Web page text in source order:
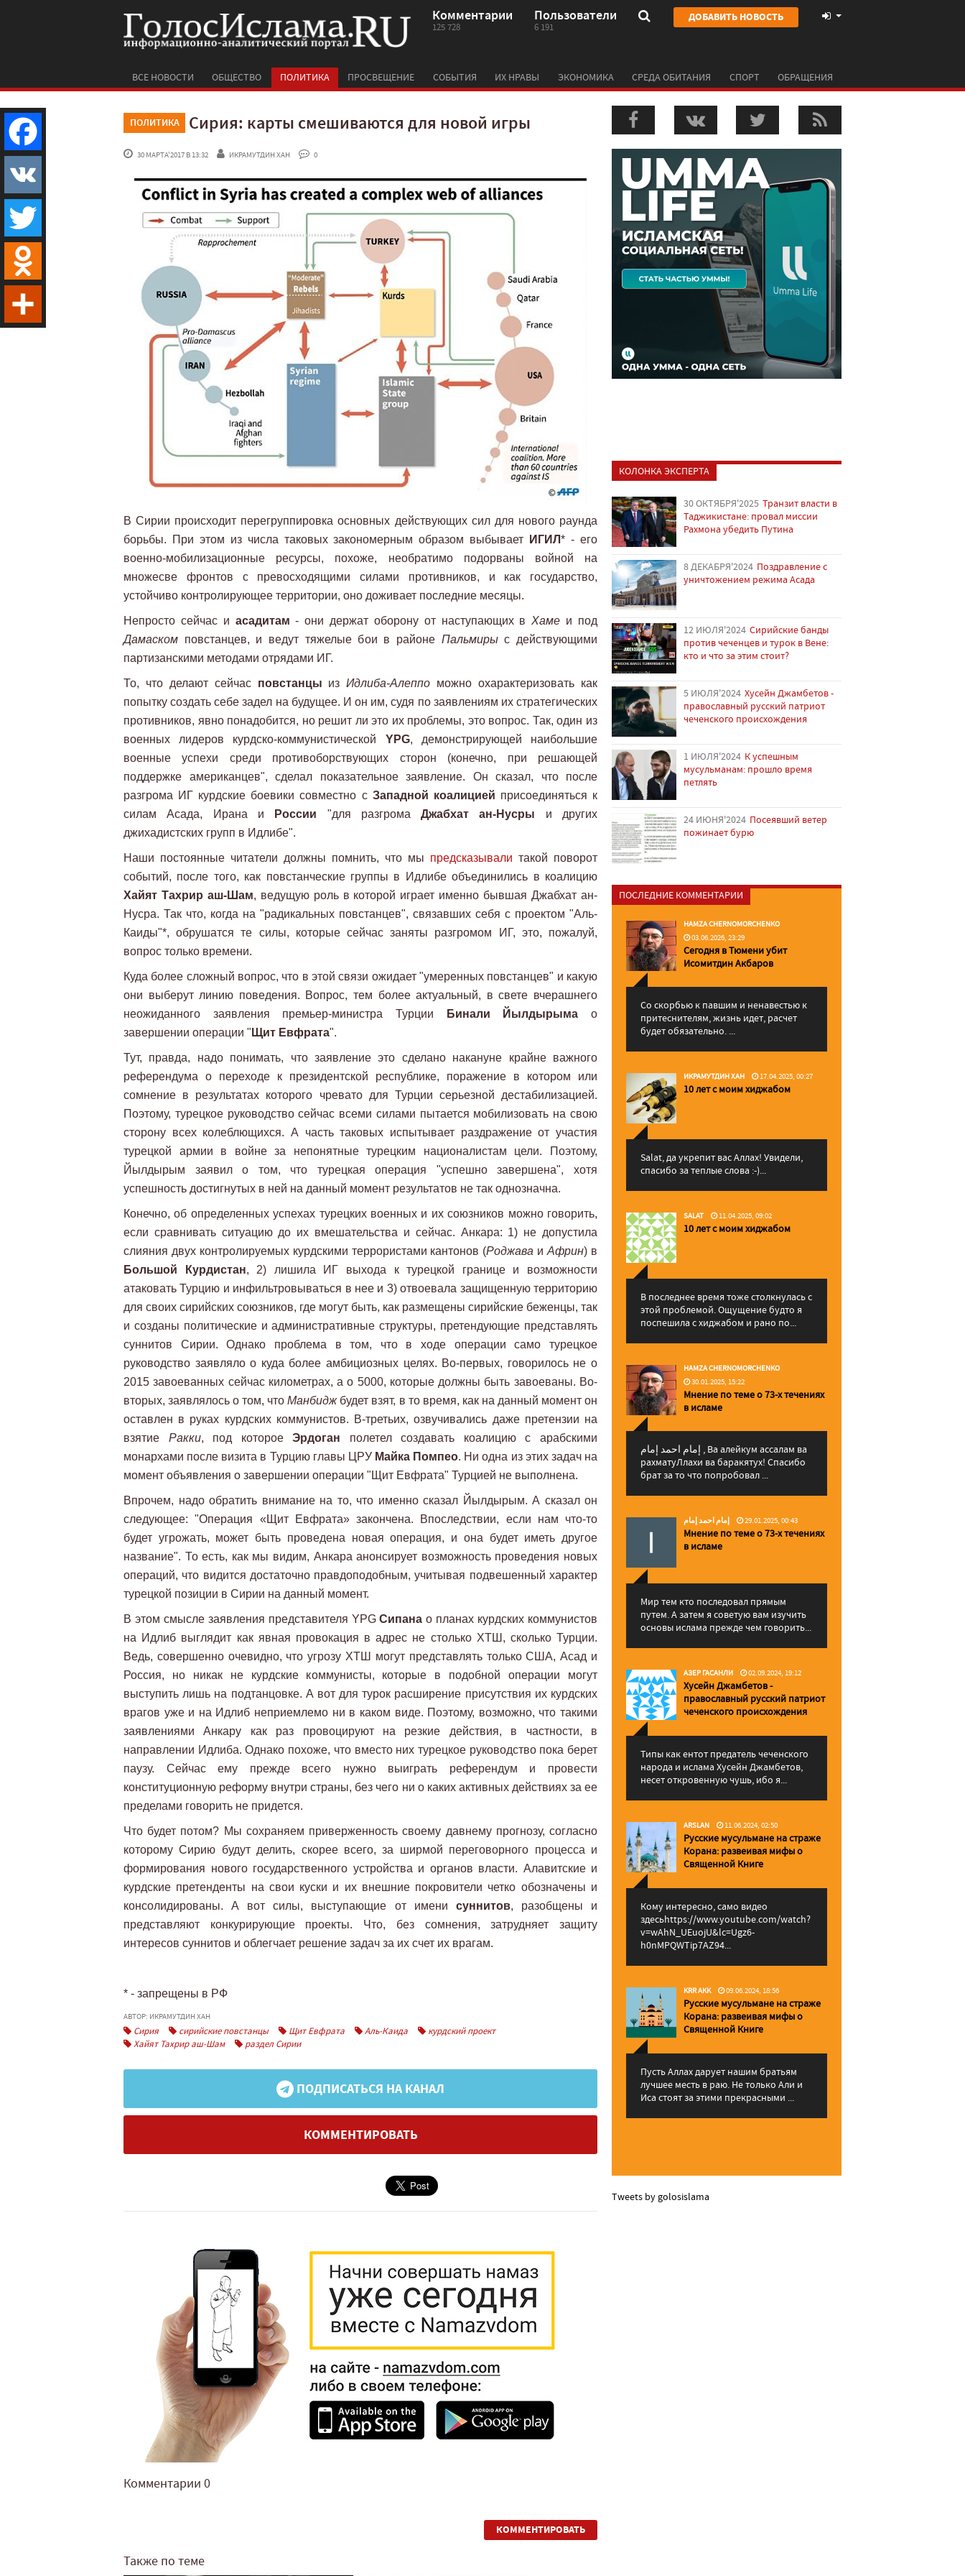
Комментарии
125 728
Пользователи
6 191
ДОБАВИТЬ НОВОСТЬ
ВСЕ НОВОСТИ ОБЩЕСТВО ПОЛИТИКА ПРОСВЕЩЕНИЕ СОБЫТИЯ ИХ НРАВЫ ЭКОНОМИКА СРЕДА ОБИТАНИЯ СПОРТ ОБРАЩЕНИЯ
ПОЛИТИКА Сирия: карты смешиваются для новой игры
30 МАРТА'2017 В 13:32 ИКРАМУТДИН ХАН 0
В Сирии происходит перегруппировка основных действующих сил для нового раунда
борьбы. При этом из числа таковых закономерным образом выбывает
ИГИЛ* - его
военно-мобилизационные ресурсы, похоже, необратимо подорваны войной на
множесве фронтов с превосходящими силами противников, и как государство,
устойчиво контролирующее территории, оно доживает последние месяцы.
Непросто сейчас и асадитам - они держат оборону от наступающих вХаме и под
Дамаском повстанцев, и ведут тяжелые бои в районе Пальмирыс действующими
партизанскими методами отрядами ИГ.
То, что делают сейчас повстанцы изИдлиба-Алеппо можно охарактеризовать как
попытку создать себе задел на будущее. И он им, судя по заявлениям их стратегических
противников, явно понадобится, но решит ли это их проблемы, это вопрос. Так, один из
военных лидеров курдско-коммунистической YPG, демонстрирующей наибольшие
военные успехи среди противоборствующих сторон (конечно, при решающей
поддержке американцев", сделал показательное заявление. Он сказал, что после
разгрома ИГ курдские боевики совместно с Западной коалицией присоединяться к
силам Асада, Ирана и
России "для разгромаДжабхат ан-Нусры и других
джихадистских групп в Идлибе".
Наши постоянные читатели должны помнить, что мы предсказывали такой поворот
событий, после того, как повстанческие группы в Идлибе объединились в коалицию
Хайят Тахрир аш-Шам, ведущую роль в которой играет именно бывшая Джабхат ан-
Нусра. Так что, когда на "радикальных повстанцев", связавших себя с проектом "Аль-
Каиды"*, обрушатся те силы, которые сейчас заняты разгромом ИГ, это, пожалуй,
вопрос только времени.
Куда более сложный вопрос, что в этой связи ожидает "умеренных повстанцев" и какую
они выберут линию поведения. Вопрос, тем более актуальный, в свете вчерашнего
неожиданного заявления премьер-министра Турции
Бинали Йылдырыма о
завершении операции " Щит Евфрата".
Тут, правда, надо понимать, что заявление это сделано накануне крайне важного
референдума о переходе к президентской республике, поражение в котором или
сомнение в результатах которого чревато для Турции серьезной дестабилизацией.
Поэтому, турецкое руководство сейчас всеми силами пытается мобилизовать на свою
сторону всех колеблющихся. А часть таковых испытывает раздражение от участия
турецкой армии в войне за непонятные турецким националистам цели. Поэтому,
Йылдырым заявил о том, что турецкая операция "успешно завершена", хотя
успешность достигнутых в ней на данный момент результатов не так однозначна.
Конечно, об определенных успехах турецких военных и их союзников можно говорить,
если сравнивать ситуацию до их вмешательства и сейчас. Анкара: 1) не допустила
слияния двух контролируемых курдскими террористами кантонов (Роджава иАфрин) в
Большой Курдистан, 2) лишила ИГ выхода к турецкой границе и возможности
атаковать Турцию и инфильтровываться в нее и 3) отвоевала защищенную территорию
для своих сирийских союзников, где могут быть, как размещены сирийские беженцы, так
и созданы политические и административные структуры, претендующие представлять
суннитов Сирии. Однако проблема в том, что в ходе операции само турецкое
руководство заявляло о куда более амбициозных целях. Во-первых, говорилось не о
2015 завоеванных сейчас километрах, а о 5000, которые должны быть завоеваны. Во-
вторых, заявлялось о том, чтоМанбидж будет взят, в то время, как на данный момент он
оставлен в руках курдских коммунистов. В-третьих, озвучивались даже претензии на
взятие Ракки, под котороеЭрдоган полетел создавать коалицию с арабскими
монархами после визита в Турцию главы ЦРУМайка Помпео. Ни одна из этих задач на
момент объявления о завершении операции "Щит Евфрата" Турцией не выполнена.
Впрочем, надо обратить внимание на то, что именно сказал Йылдырым. А сказал он
следующее: "Операция «Щит Евфрата» закончена. Впоследствии, если нам что-то
будет угрожать, может быть проведена новая операция, и она будет иметь другое
название". То есть, как мы видим, Анкара анонсирует возможность проведения новых
операций, что видится достаточно правдоподобным, учитывая подвешенный характер
турецкой позиции в Сирии на данный момент.
В этом смысле заявления представителя YPGСипана о планах курдских коммунистов
на Идлиб выглядит как явная провокация в адрес не столько ХТШ, сколько Турции.
Ведь, совершенно очевидно, что угрозу ХТШ могут представлять только США, Асад и
Россия, но никак не курдские коммунисты, которые в подобной операции могут
выступить лишь на подтанцовке. А вот для турок расширение присутствия их курдских
врагов уже и на Идлиб неприемлемо ни в каком виде. Поэтому, возможно, что такими
заявлениями Анкару как раз провоцируют на резкие действия, в частности, в
направлении Идлиба. Однако похоже, что вместо них турецкое руководство пока берет
паузу. Сейчас ему прежде всего нужно выиграть референдум и провести
конституционную реформу внутри страны, без чего ни о каких активных действиях за ее
пределами говорить не придется.
Что будет потом? Мы сохраняем приверженность своему давнему прогнозу, согласно
которому Сирию будут делить, скорее всего, за ширмой переговорного процесса и
формирования нового государственного устройства и органов власти. Алавитские и
курдские претенденты на свои куски и их внешние покровители четко обозначены и
консолидированы. А вот силы, выступающие от имени суннитов, разобщены и
представляют конкурирующие проекты. Что, без сомнения, затрудняет защиту
интересов суннитов и облегчает решение задач за их счет их врагам.
* - запрещены в РФ
АВТОР: ИКРАМУТДИН ХАН
Сирия сирийские повстанцы Щит Евфрата Аль-Каида
курдский проект
Хайят Тахрир аш-Шам
раздел Сирии
ПОДПИСАТЬСЯ НА КАНАЛ
КОММЕНТИРОВАТЬ
Комментарии 0
КОММЕНТИРОВАТЬ
Также по теме
КОЛОНКА ЭКСПЕРТА
30 ОКТЯБРЯ'2025 Транзит власти в
Таджикистане: провал миссии
Рахмона убедить Путина
8 ДЕКАБРЯ'2024 Поздравление с
уничтожением режима Асада
12 ИЮЛЯ'2024 Сирийские банды
против чеченцев и турок в Вене:
кто и что за этим стоит?
5 ИЮЛЯ'2024 Хусейн Джамбетов -
православный русский патриот
чеченского происхождения
1 ИЮЛЯ'2024 К успешным
мусульманам: прошло время
петлять
24 ИЮНЯ'2024 Посеявший ветер
пожинает бурю
ПОСЛЕДНИЕ КОММЕНТАРИИ
HAMZA CHERNOMORCHENKO
03.06.2026, 23:29
Сегодня в Тюмени убит
Исомитдин Акбаров
Со скорбью к павшим и ненавестью к
притеснителям, жизнь идет, расчет
будет обязательно. ...
ИКРАМУТДИН ХАН 17.04.2025, 00:27
10 лет с моим хиджабом
Salat, да укрепит вас Аллаx! Увидели,
спасибо за теплые слова :-)...
SALAT 11.04.2025, 09:02
10 лет с моим хиджабом
В последнее время тоже столкнулась с
этой проблемой. Ощущение будто я
поспешила с хиджабом и рано по...
HAMZA CHERNOMORCHENKO
30.01.2025, 15:22
Мнение по теме о 73-х течениях
в исламе
إمام احمد إمام , Ва алейкум ассалам ва
рахматуЛлахи ва баракятух! Спасибо
брат за то что попробовал ...
إمام احمد إمام 29.01.2025, 00:43
Мнение по теме о 73-х течениях
в исламе
Мир тем кто последовал прямым
путем. А затем я советую вам изучить
основы ислама прежде чем говорить...
АЗЕР ГАСАНЛИ 02.09.2024, 19:12
Хусейн Джамбетов -
православный русский патриот
чеченского происхождения
Типы как ентот предатель чеченского
народа и ислама Хусейн Джамбетов,
несет откровенную чушь, ибо я...
ARSLAN 11.06.2024, 02:50
Русские мусульмане на страже
Корана: pазвеивая мифы о
Священной Книге
Кому интересно, само видео
здесьhttps://www.youtube.com/watch?
v=wAhN_UEuojU&lc=Ugz6-
h0nMPQWTip7AZ94...
KRR AKK 09.06.2024, 18:56
Русские мусульмане на страже
Корана: pазвеивая мифы о
Священной Книге
Пусть Аллах дарует нашим братьям
лучшее месть в раю. Не только Али и
Иса стоят за этими прекрасными ...
Tweets by golosislama
Facebook
VK
Twitter
Odnoklassniki